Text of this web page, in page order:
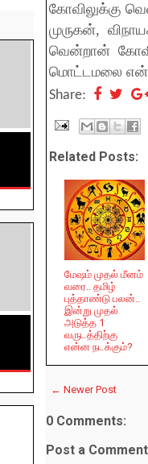
கோவிலுக்கு
முருகன்,
வென்றான்
மொட்டமலை
Share:
Related Posts:
மேஷம் முதல் மீனம்
வரை.. தமிழ்
புத்தாண்டு பலன்..
இன்று முதல்
அடுத்த 1
வருடத்திற்கு
என்ன நடக்கும்?
← Newer Post
0 Comments:
Post a Comment